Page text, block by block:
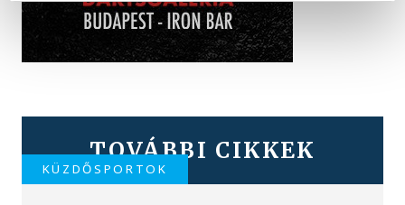
TOVÁBBI CIKKEK
KÜZDŐSPORTOK